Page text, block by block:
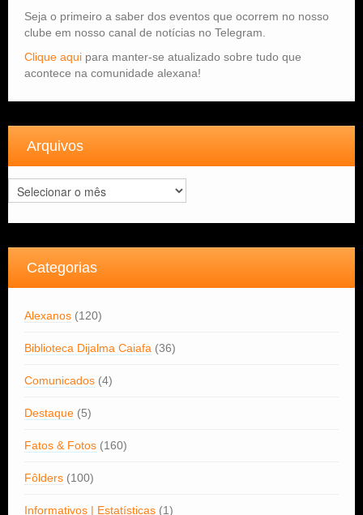
Seja o primeiro a saber dos eventos que ocorrem no nosso
clube em nosso canal de notícias no Telegram.
Clique aqui para manter-se atualizado sobre tudo que
acontece na comunidade alexana!
Arquivos
Arquivos
Categorias
Alexanos (120)
Biblioteca Dijalma Caiafa (36)
Comunicados (4)
Destaque (5)
Fatos & Fotos (160)
Fôlders (100)
Informativos | Estatísticas (1)